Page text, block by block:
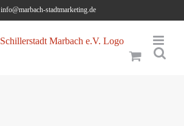
info@marbach-stadtmarketing.de